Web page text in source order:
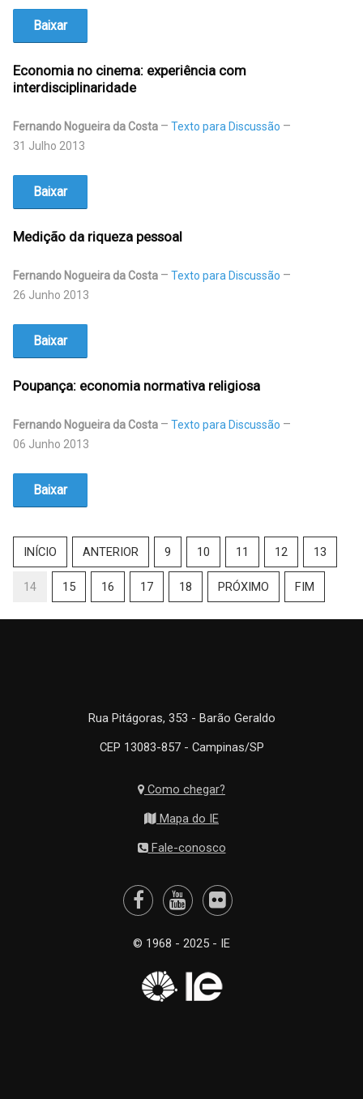
Baixar
Economia no cinema: experiência com
interdisciplinaridade
Fernando Nogueira da Costa
Texto para Discussão
31 Julho 2013
Baixar
Medição da riqueza pessoal
Fernando Nogueira da Costa
Texto para Discussão
26 Junho 2013
Baixar
Poupança: economia normativa religiosa
Fernando Nogueira da Costa
Texto para Discussão
06 Junho 2013
Baixar
INÍCIO ANTERIOR 9 10 11 12 13
14 15 16 17 18 PRÓXIMO FIM
Rua Pitágoras, 353 - Barão Geraldo
CEP 13083-857 - Campinas/SP
Como chegar?
Mapa do IE
Fale-conosco
© 1968 - 2025 - IE